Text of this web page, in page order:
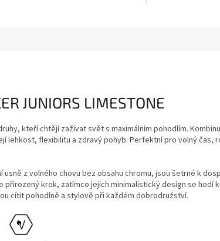
JUNIORS LIMESTONE
kteří chtějí zažívat svět s maximálním pohodlím.
lehkost, flexibilitu a zdravý pohyb. Perfektní pro volný čas,
z volného chovu bez obsahu chromu, jsou šetrné k
krok, zatímco jejich minimalistický design se hodí
cítit pohodlně a stylově při každém dobrodružství.